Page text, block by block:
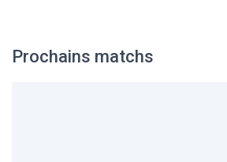
Prochains matchs